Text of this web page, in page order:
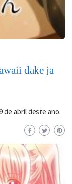
dake ja
de abril deste ano.